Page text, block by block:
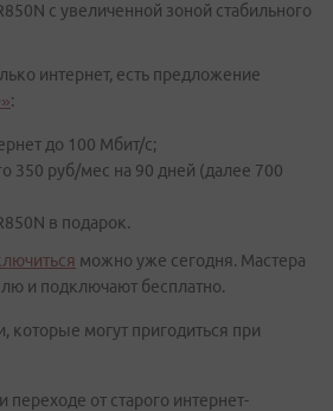
с увеличенной зоной стабильного
интернет, есть предложение
:
до 100 Мбит/с;
350 руб/мес на 90 дней (далее 700
в подарок.
можно уже сегодня. Мастера
и подключают бесплатно.
которые могут пригодиться при
переходе от старого интернет-